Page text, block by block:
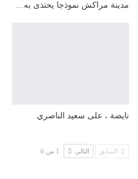
مدينة مراكش نموذجا يحتذى به…
نايضة ، على سعيد الناصري
السابق التالي 1 من 6